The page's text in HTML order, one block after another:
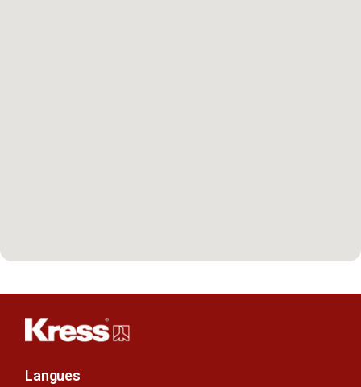
Langues